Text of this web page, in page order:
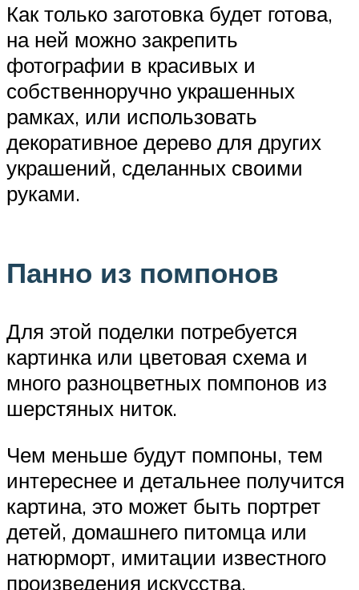
Как только заготовка будет готова,
на ней можно закрепить
фотографии в красивых и
собственноручно украшенных
рамках, или использовать
декоративное дерево для других
украшений, сделанных своими
руками.
Панно из помпонов
Для этой поделки потребуется
картинка или цветовая схема и
много разноцветных помпонов из
шерстяных ниток.
Чем меньше будут помпоны, тем
интереснее и детальнее получится
картина, это может быть портрет
детей, домашнего питомца или
натюрморт, имитации известного
произведения искусства.